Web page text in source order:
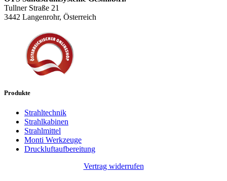
Tullner Straße 21
3442 Langenrohr, Österreich
Produkte
Strahltechnik
Strahlkabinen
Strahlmittel
Monti Werkzeuge
Druckluftaufbereitung
Vertrag widerrufen